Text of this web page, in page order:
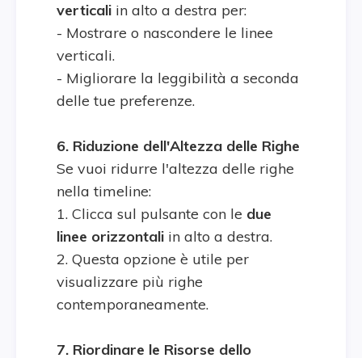
verticali in alto a destra per:
- Mostrare o nascondere le linee
verticali.
- Migliorare la leggibilità a seconda
delle tue preferenze.
6. Riduzione dell'Altezza delle Righe
Se vuoi ridurre l'altezza delle righe
nella timeline:
1. Clicca sul pulsante con le due
linee orizzontali in alto a destra.
2. Questa opzione è utile per
visualizzare più righe
contemporaneamente.
7. Riordinare le Risorse dello